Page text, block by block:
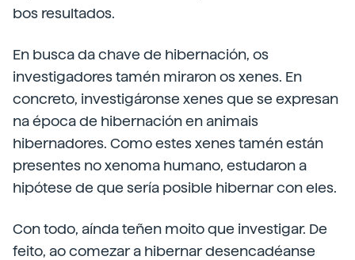
bos resultados.
En busca da chave de hibernación, os
investigadores tamén miraron os xenes. En
concreto, investigáronse xenes que se expresan
na época de hibernación en animais
hibernadores. Como estes xenes tamén están
presentes no xenoma humano, estudaron a
hipótese de que sería posible hibernar con eles.
Con todo, aínda teñen moito que investigar. De
feito, ao comezar a hibernar desencadéanse